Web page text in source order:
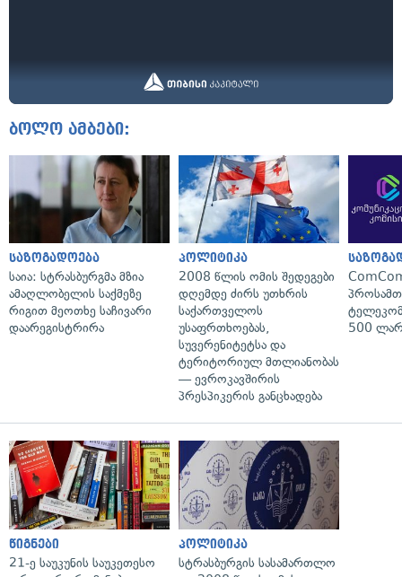
ბოლო ამბები:
საზოგადოება
საია: სტრასბურგმა მზია
ამაღლობელის საქმეზე
რიგით მეოთხე საჩივარი
დაარეგისტრირა
პოლიტიკა
2008 წლის ომის შედეგები
დღემდე ძირს უთხრის
საქართველოს
უსაფრთხოებას,
სუვერენიტეტსა და
ტერიტორიულ მთლიანობას
— ევროკავშირის
პრესპიკერის განცხადება
500
წიგნები
21-ე საუკუნის საუკეთესო
პოლიტიკა
სტრასბურგის სასამართლო